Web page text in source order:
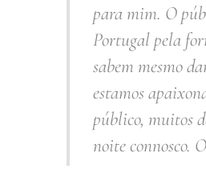
para mim. O
Portugal pela
sabem mesmo
estamos
público, muitos
noite connosco.